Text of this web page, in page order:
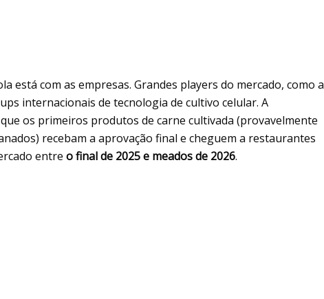
está com as empresas. Grandes players do mercado, como a
internacionais de tecnologia de cultivo celular. A
os primeiros produtos de carne cultivada (provavelmente
recebam a aprovação final e cheguem a restaurantes
entre o final de 2025 e meados de 2026.